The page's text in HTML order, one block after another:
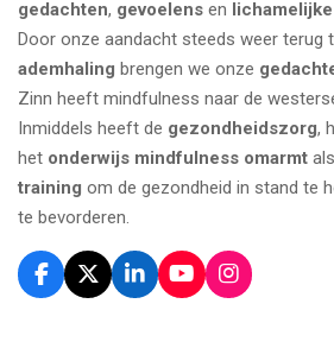
gedachten, gevoelens en
Door onze aandacht steeds weer terug
ademhaling brengen we onze
Zinn heeft mindfulness naar de
Inmiddels heeft de gezondheidszorg,
het onderwijs mindfulness omarmt
training om de gezondheid in stand te
te bevorderen.
F
a
X
L
i
Y
o
I
n